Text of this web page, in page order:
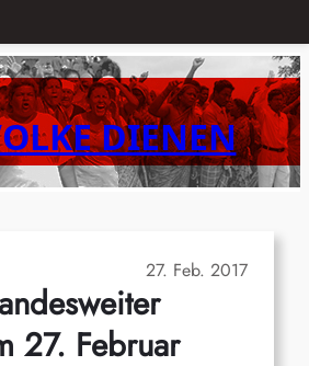
DIENEN
27. Feb. 2017
27. Februar